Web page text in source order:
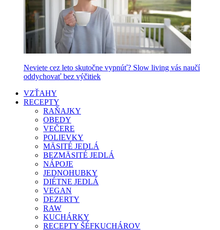
Neviete cez leto skutočne vypnúť? Slow living vás naučí
oddychovať bez výčitiek
VZŤAHY
RECEPTY
RAŇAJKY
OBEDY
VEČERE
POLIEVKY
MÄSITÉ JEDLÁ
BEZMÄSITÉ JEDLÁ
NÁPOJE
JEDNOHUBKY
DIÉTNE JEDLÁ
VEGAN
DEZERTY
RAW
KUCHÁRKY
RECEPTY ŠÉFKUCHÁROV